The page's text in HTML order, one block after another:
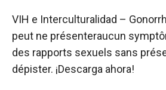
VIH e Interculturalidad –
peut ne présenteraucun
des rapports sexuels sans
dépister. ¡Descarga ahora!